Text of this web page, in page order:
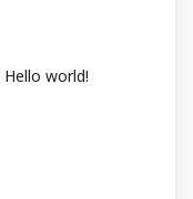
Hello world!